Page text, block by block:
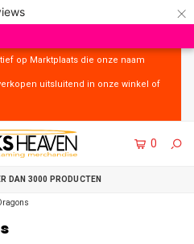
×
op Marktplaats die onze naam
uitsluitend in onze winkel of
0